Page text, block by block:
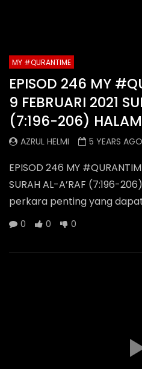
MY #QURANTIME
EPISOD 246 MY
9 FEBRUARI 2021
(7:196-206)
AZRUL HELMI 5 YEARS AGO
EPISOD 246 MY
SURAH AL-A’RAF (7:196-
perkara penting yang
0 0 0